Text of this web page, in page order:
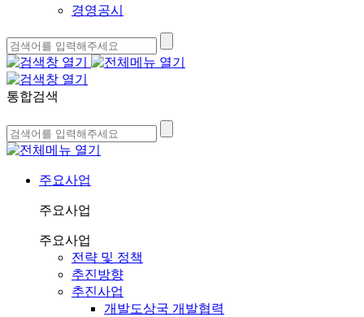
경영공시
통합검색
주요사업
주요사업
주요사업
전략 및 정책
추진방향
추진사업
개발도상국 개발협력